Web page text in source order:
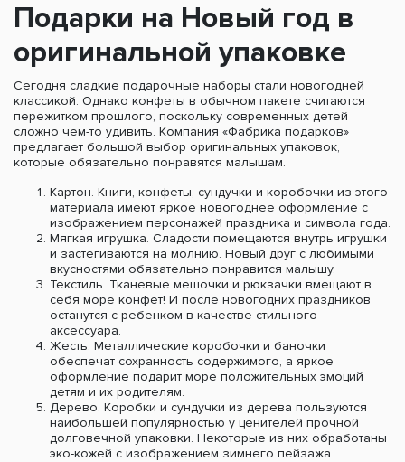
Подарки на Новый год в
оригинальной упаковке
Сегодня сладкие подарочные наборы стали новогодней
классикой. Однако конфеты в обычном пакете считаются
пережитком прошлого, поскольку современных детей
сложно чем-то удивить. Компания «Фабрика подарков»
предлагает большой выбор оригинальных упаковок,
которые обязательно понравятся малышам.
Картон. Книги, конфеты, сундучки и коробочки из этого
материала имеют яркое новогоднее оформление с
изображением персонажей праздника и символа года.
Мягкая игрушка. Сладости помещаются внутрь игрушки
и застегиваются на молнию. Новый друг с любимыми
вкусностями обязательно понравится малышу.
Текстиль. Тканевые мешочки и рюкзачки вмещают в
себя море конфет! И после новогодних праздников
останутся с ребенком в качестве стильного
аксессуара.
Жесть. Металлические коробочки и баночки
обеспечат сохранность содержимого, а яркое
оформление подарит море положительных эмоций
детям и их родителям.
Дерево. Коробки и сундучки из дерева пользуются
наибольшей популярностью у ценителей прочной
долговечной упаковки. Некоторые из них обработаны
эко-кожей с изображением зимнего пейзажа.